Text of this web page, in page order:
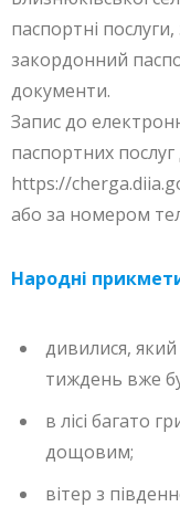
паспортні
закордонний
документи.
Запис до
паспортних
https://
або за номером
Народні
дивилися,
тиждень вже
в лісі багато
дощовим;
вітер з